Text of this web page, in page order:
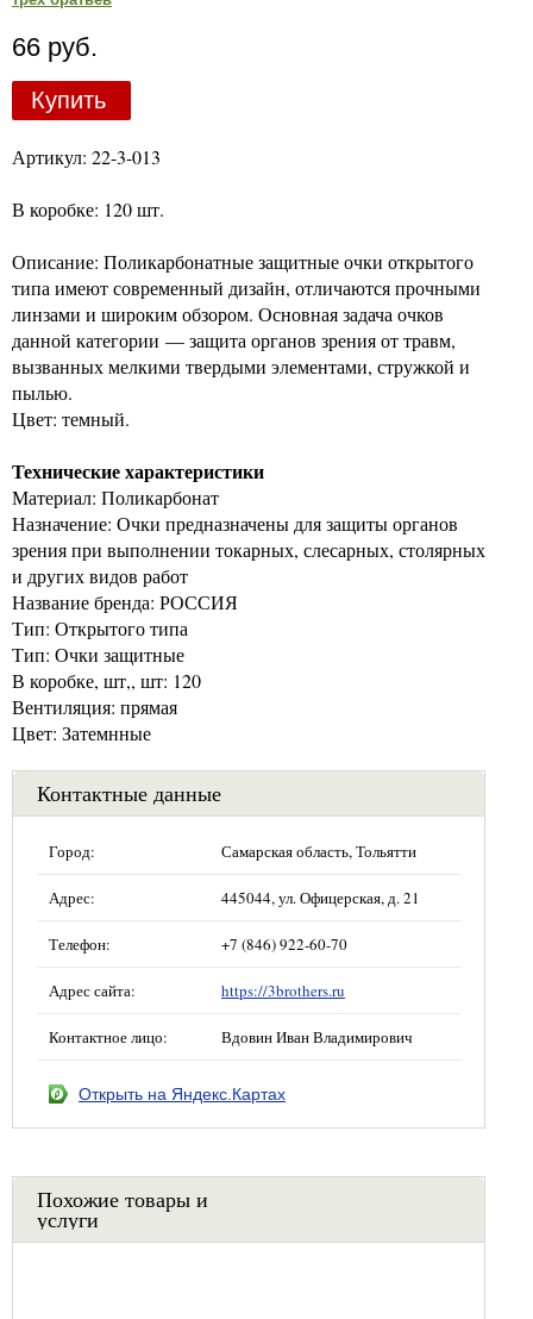
66 руб.
Купить
Артикул: 22-3-013
В коробке: 120 шт.
Описание: Поликарбонатные защитные очки открытого
типа имеют современный дизайн, отличаются прочными
линзами и широким обзором. Основная задача очков
данной категории — защита органов зрения от травм,
вызванных мелкими твердыми элементами, стружкой и
пылью.
Цвет: темный.
Технические характеристики
Материал: Поликарбонат
Назначение: Очки предназначены для защиты органов
зрения при выполнении токарных, слесарных, столярных
и других видов работ
Название бренда: РОССИЯ
Тип: Открытого типа
Тип: Очки защитные
В коробке, шт,, шт: 120
Вентиляция: прямая
Цвет: Затемнные
Контактные данные
Город: Самарская область, Тольятти
Адрес: 445044, ул. Офицерская, д. 21
Телефон: +7 (846) 922-60-70
Адрес сайта: https://3brothers.ru
Контактное лицо: Вдовин Иван Владимирович
Открыть на Яндекс.Картах
Похожие товары и
услуги